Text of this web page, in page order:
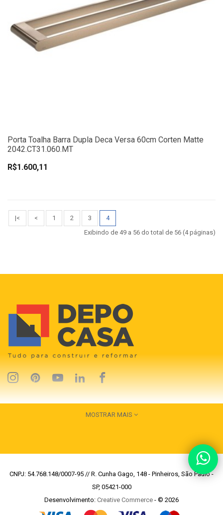
Porta Toalha Barra Dupla Deca Versa 60cm Corten Matte
2042.CT31.060.MT
R$1.600,11
|< < 1 2 3
4
Exibindo de 49 a 56 do total de 56 (4 páginas)
MOSTRAR MAIS
CNPJ: 54.768.148/0007-95 // R. Cunha Gago, 148 - Pinheiros, São Paulo -
SP, 05421-000
Desenvolvimento: Creative Commerce - © 2026